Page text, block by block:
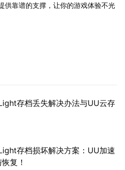
供靠谱的支撑，让你的游戏体验不光
存档丢失解决办法与UU云存
存档损坏解决方案：UU加速
复！